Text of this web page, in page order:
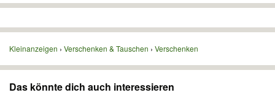
Kleinanzeigen Verschenken & Tauschen Verschenken
Das könnte dich auch interessieren